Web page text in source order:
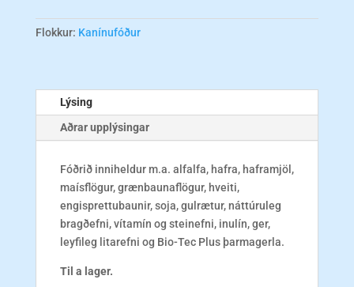
Flokkur: Kanínufóður
Lýsing
Aðrar upplýsingar
Fóðrið inniheldur m.a. alfalfa, hafra, haframjöl,
maísflögur, grænbaunaflögur, hveiti,
engisprettubaunir, soja, gulrætur, náttúruleg
bragðefni, vítamín og steinefni, inulín, ger,
leyfileg litarefni og Bio-Tec Plus þarmagerla.
Til a lager.